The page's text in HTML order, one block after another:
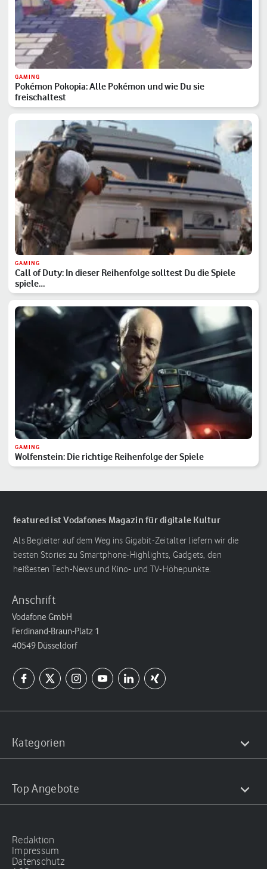
GAMING
Pokémon Pokopia: Alle Pokémon und wie Du sie
freischaltest
GAMING
Call of Duty: In dieser Reihenfolge solltest Du die Spiele
spiele…
GAMING
Wolfenstein: Die richtige Reihenfolge der Spiele
featured ist Vodafones Magazin für digitale Kultur
Als Begleiter auf dem Weg ins Gigabit-Zeitalter liefern wir die
besten Stories zu Smartphone-Highlights, Gadgets, den
heißesten Tech-News und Kino- und TV-Höhepunkte.
Anschrift
Vodafone GmbH
Ferdinand-Braun-Platz 1
40549 Düsseldorf
Kategorien
Top Angebote
Redaktion
Impressum
Datenschutz